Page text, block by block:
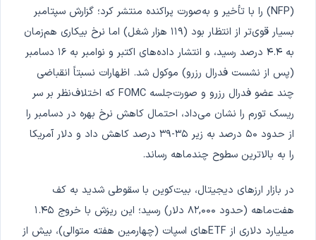
(NFP) را با تأخیر و به‌صورت پراکنده منتشر کرد؛ گزارش سپتامبر
بسیار قوی‌تر از انتظار بود (۱۱۹ هزار شغل) اما نرخ بیکاری هم‌زمان
به ۴.۴ درصد رسید، و انتشار داده‌های اکتبر و نوامبر به ۱۶ دسامبر
(پس از نشست فدرال رزرو) موکول شد. اظهارات نسبتاً انقباضی
چند عضو فدرال رزرو و صورت‌جلسه FOMC که اختلاف‌نظر بر سر
ریسک تورم را نشان می‌داد، احتمال کاهش نرخ بهره در دسامبر را
از حدود ۵۰ درصد به زیر ۳۵-۳۹ درصد کاهش داد و دلار آمریکا
را به بالاترین سطوح چندماهه رساند.
در بازار ارزهای دیجیتال، بیت‌کوین با سقوطی شدید به کف
هفت‌ماهه (حدود ۸۲,۰۰۰ دلار) رسید؛ این ریزش با خروج ۱.۴۵
میلیارد دلاری از ETFهای اسپات (چهارمین هفته متوالی)، بیش از